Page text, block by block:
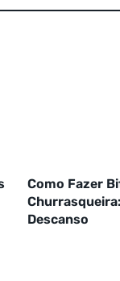
Como Fazer
Descanso